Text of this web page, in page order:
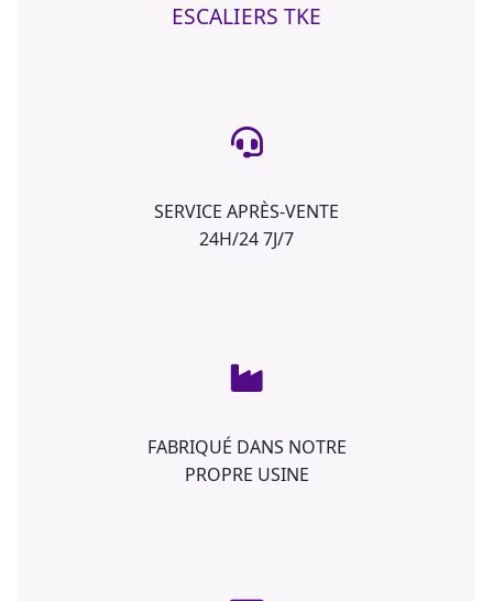
ESCALIERS TKE
SERVICE APRÈS-VENTE
24H/24 7J/7
FABRIQUÉ DANS NOTRE
PROPRE USINE